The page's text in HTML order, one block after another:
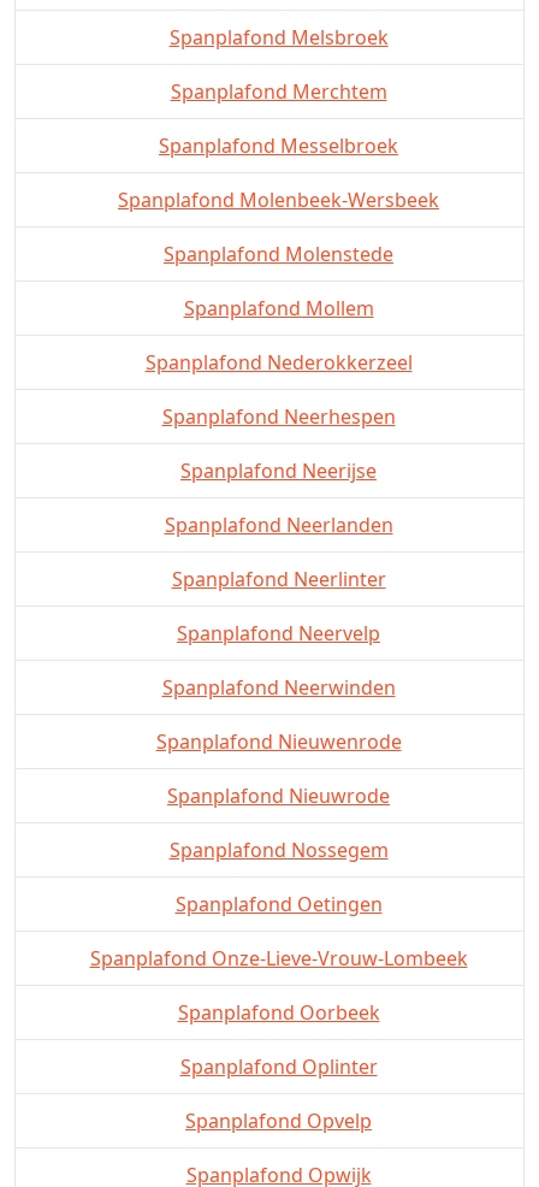
Spanplafond Melsbroek
Spanplafond Merchtem
Spanplafond Messelbroek
Spanplafond Molenbeek-Wersbeek
Spanplafond Molenstede
Spanplafond Mollem
Spanplafond Nederokkerzeel
Spanplafond Neerhespen
Spanplafond Neerijse
Spanplafond Neerlanden
Spanplafond Neerlinter
Spanplafond Neervelp
Spanplafond Neerwinden
Spanplafond Nieuwenrode
Spanplafond Nieuwrode
Spanplafond Nossegem
Spanplafond Oetingen
Spanplafond Onze-Lieve-Vrouw-Lombeek
Spanplafond Oorbeek
Spanplafond Oplinter
Spanplafond Opvelp
Spanplafond Opwijk